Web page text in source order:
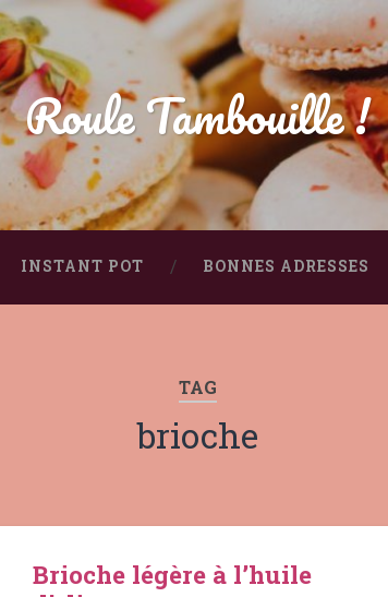
Roule Tambouille !
INSTANT POT BONNES ADRESSES
TAG
brioche
Brioche légère à l’huile